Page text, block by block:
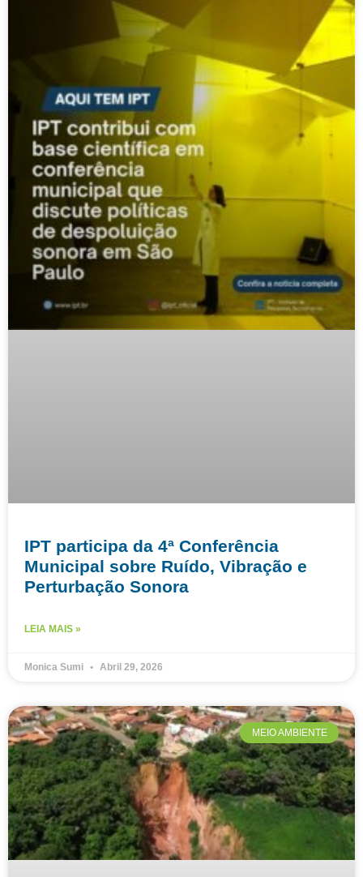
IPT participa da 4ª Conferência
Municipal sobre Ruído, Vibração e
Perturbação Sonora
LEIA MAIS »
Monica Sumi Abril 29, 2026
MEIO AMBIENTE